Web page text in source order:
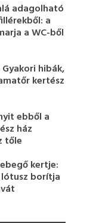
adagolható
a
a WC-ből
hibák,
kertész
ebből a
ház
tőle
kertje:
borítja